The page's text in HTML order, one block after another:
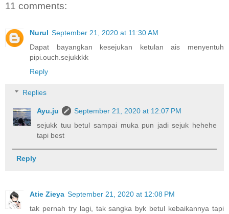
11 comments:
Nurul September 21, 2020 at 11:30 AM
Dapat bayangkan kesejukan ketulan ais menyentuh
pipi.ouch.sejukkkk
Reply
Replies
Ayu.ju
September 21, 2020 at 12:07 PM
sejukk tuu betul sampai muka pun jadi sejuk hehehe
tapi best
Reply
Atie Zieya September 21, 2020 at 12:08 PM
tak pernah try lagi, tak sangka byk betul kebaikannya tapi